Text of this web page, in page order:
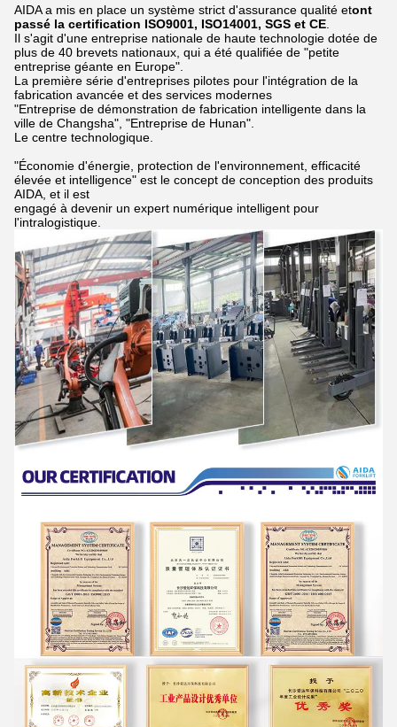
AIDA a mis en place un système strict d'assurance qualité etont
passé la certification ISO9001, ISO14001, SGS et CE
Il s'agit d'une entreprise nationale de haute technologie dotée de
plus de 40 brevets nationaux, qui a été qualifiée de "petite
entreprise géante en Europe".
La première série d'entreprises pilotes pour l'intégration de la
fabrication avancée et des services modernes
"Entreprise de démonstration de fabrication intelligente dans la
ville de Changsha", "Entreprise de Hunan".
Le centre technologique.
"Économie d'énergie, protection de l'environnement, efficacité
élevée et intelligence" est le concept de conception des produits
AIDA, et il est
engagé à devenir un expert numérique intelligent pour
l'intralogistique.